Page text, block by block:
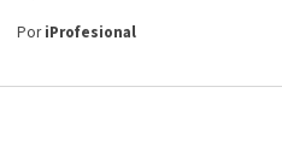
PoriProfesional